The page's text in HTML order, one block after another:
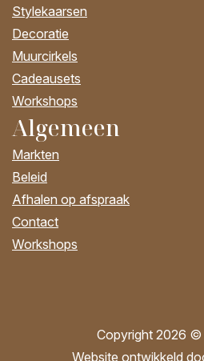
Stylekaarsen
Decoratie
Muurcirkels
Cadeausets
Workshops
Algemeen
Markten
Beleid
Afhalen op afspraak
Contact
Workshops
Copyright 2026 ©
Website ontwikkeld